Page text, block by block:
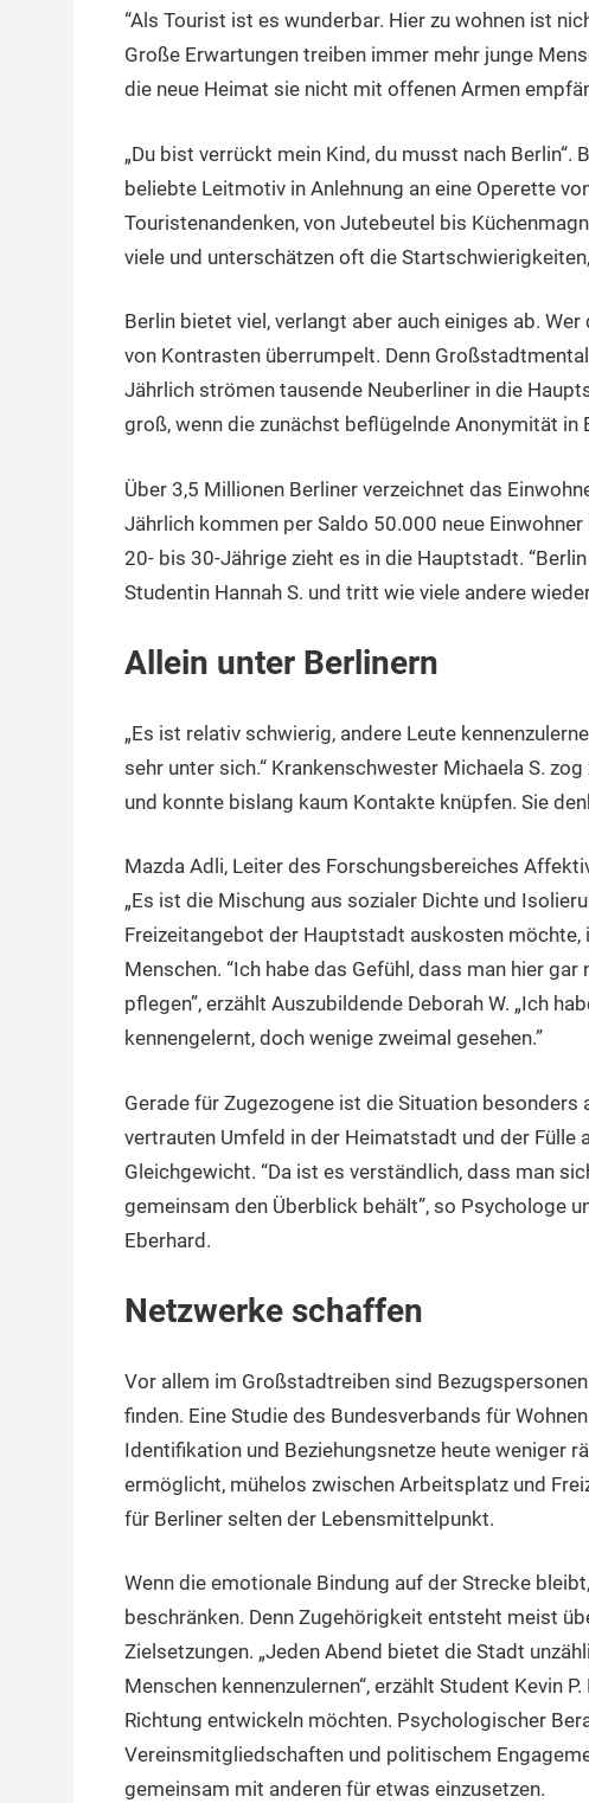
11.
Dezember
2014
terminal-
y
Urbi
et
orbi
“Als Tourist ist es wunderbar. Hier zu wohnen ist
Große Erwartungen treiben immer mehr junge
die neue Heimat sie nicht mit offenen Armen
„Du bist verrückt mein Kind, du musst nach
beliebte Leitmotiv in Anlehnung an eine Operette
Touristenandenken, von Jutebeutel bis
viele und unterschätzen oft die
Berlin bietet viel, verlangt aber auch einiges ab.
von Kontrasten überrumpelt. Denn
Jährlich strömen tausende Neuberliner in die
groß, wenn die zunächst beflügelnde Anonymität in
Über 3,5 Millionen Berliner verzeichnet das
Jährlich kommen per Saldo 50.000 neue
20- bis 30-Jährige zieht es in die Hauptstadt.
Studentin Hannah S. und tritt wie viele andere
Allein unter Berlinern
„Es ist relativ schwierig, andere Leute
sehr unter sich.“ Krankenschwester Michaela S.
und konnte bislang kaum Kontakte knüpfen. Sie
Mazda Adli, Leiter des Forschungsbereiches
„Es ist die Mischung aus sozialer Dichte und
Freizeitangebot der Hauptstadt auskosten
Menschen. “Ich habe das Gefühl, dass man hier
pflegen”, erzählt Auszubildende Deborah W. „Ich
kennengelernt, doch wenige zweimal gesehen.”
Gerade für Zugezogene ist die Situation besonders
vertrauten Umfeld in der Heimatstadt und der Fülle
Gleichgewicht. “Da ist es verständlich, dass man
gemeinsam den Überblick behält”, so Psychologe
Eberhard.
Netzwerke schaffen
Vor allem im Großstadtreiben sind
finden. Eine Studie des Bundesverbands für
Identifikation und Beziehungsnetze heute weniger
ermöglicht, mühelos zwischen Arbeitsplatz und
für Berliner selten der Lebensmittelpunkt.
Wenn die emotionale Bindung auf der Strecke
beschränken. Denn Zugehörigkeit entsteht meist
Zielsetzungen. „Jeden Abend bietet die Stadt
Menschen kennenzulernen“, erzählt Student Kevin
Richtung entwickeln möchten. Psychologischer
Vereinsmitgliedschaften und politischem
gemeinsam mit anderen für etwas einzusetzen.